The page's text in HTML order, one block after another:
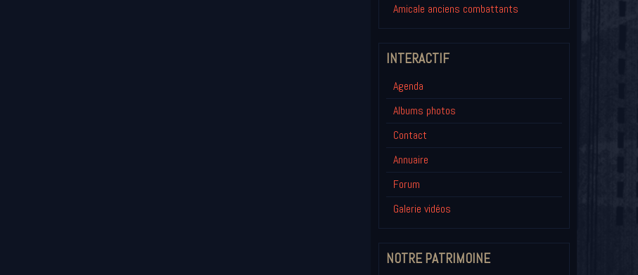
Amicale anciens combattants
INTERACTIF
Agenda
Albums photos
Contact
Annuaire
Forum
Galerie vidéos
NOTRE PATRIMOINE